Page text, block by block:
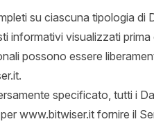
su ciascuna tipologia di
informativi visualizzati
possono essere
specificato, tutti i
www.bitwiser.it fornire il